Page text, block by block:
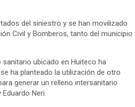
del siniestro y se han movilizado
Civil y Bomberos, tanto del municipio
ubicado en Huiteco ha
ha planteado la utilización de otro
generar un relleno intersanitario
Neri.